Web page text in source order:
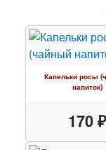
Капельки росы
напиток)
170 ₽